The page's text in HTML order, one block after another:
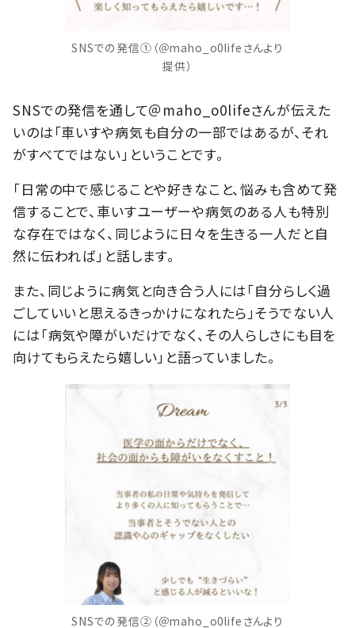
SNSでの発信①（＠maho_o0lifeさんより
提供）
SNSでの発信を通して＠maho_o0lifeさんが伝えた
いのは「車いすや病気も自分の一部ではあるが、それ
がすべてではない」ということです。
「日常の中で感じることや好きなこと、悩みも含めて発
信することで、車いすユーザーや病気のある人も特別
な存在ではなく、同じように日々を生きる一人だと自
然に伝われば」と話します。
また、同じように病気と向き合う人には「自分らしく過
ごしていいと思えるきっかけになれたら」そうでない人
には「病気や障がいだけでなく、その人らしさにも目を
向けてもらえたら嬉しい」と語っていました。
SNSでの発信②（＠maho_o0lifeさんより